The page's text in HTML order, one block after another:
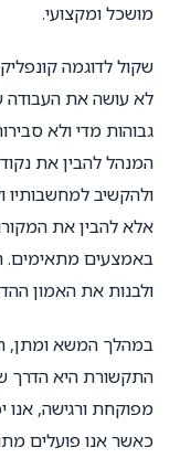
מושכל ומקצועי.
שקול לדוגמה
לא עושה את העבודה
גבוהות מדי ולא
המנהל להבין את
ולהקשיב למחשבותיו
אלא להבין את
באמצעים מתאימים.
ולבנות את האמון
במהלך המשא ומתן,
התקשורת היא הדרך
מפוקחת ורגישה, אנו
כאשר אנו פועלים